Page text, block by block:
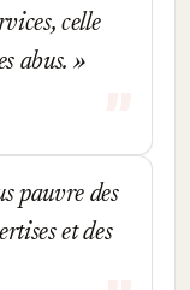
celle
abus.
pauvre des
et des